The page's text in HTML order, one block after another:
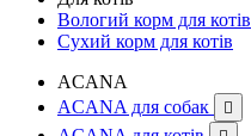
Вологий корм для котів
Сухий корм для котів
ACANA
ACANA для собак
